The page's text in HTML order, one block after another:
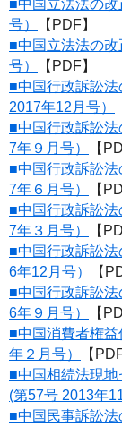
■中国立法法の
号）
【PDF】
■中国立法法の
号）
【PDF】
■中国行政訴訟
2017年12月号）
■中国行政訴訟
7年９月号）
【
■中国行政訴訟
7年６月号）
【
■中国行政訴訟
7年３月号）
【
■中国行政訴訟
6年12月号）
【
■中国行政訴訟
6年９月号）
【
■中国消費者権
年２月号）
【
■中国相続法現
(第57号 2013年
■中国民事訴訟